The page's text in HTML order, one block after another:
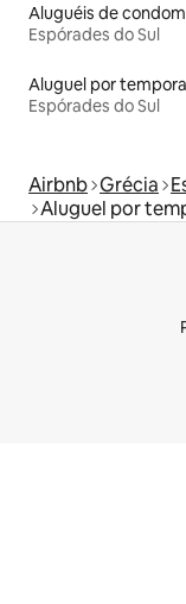
Aluguéis de
Espórades do Sul
Espórades do Sul
Airbnb Grécia
Aluguel por